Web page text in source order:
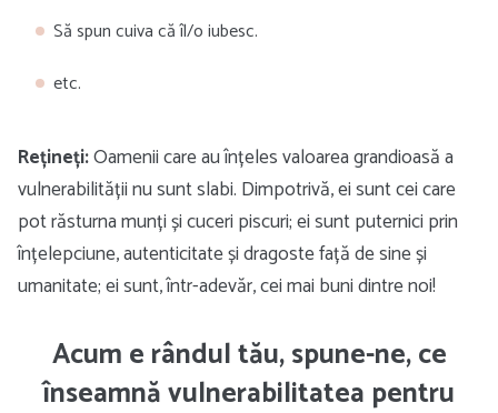
Să spun cuiva că îl/o iubesc.
etc.
Rețineți:Oamenii care au înțeles valoarea grandioasă a
vulnerabilității nu sunt slabi. Dimpotrivă, ei sunt cei care
pot răsturna munți și cuceri piscuri; ei sunt puternici prin
înțelepciune, autenticitate și dragoste față de sine și
umanitate; ei sunt, într-adevăr, cei mai buni dintre noi!
Acum e rândul tău, spune-ne, ce
înseamnă vulnerabilitatea pentru